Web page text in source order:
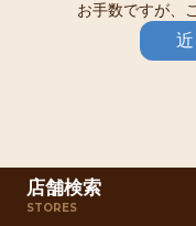
お手数ですが、
店舗検索
STORES